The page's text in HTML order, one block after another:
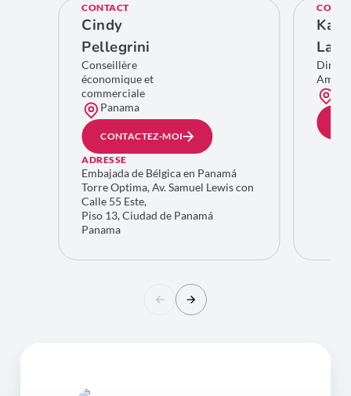
CONTACT
Cindy
Pellegrini
Conseillère
économique et
commerciale
Panama
CONTACTEZ-MOI
ADRESSE
Embajada de Bélgica en Panamá
Torre Optima, Av. Samuel Lewis con
Calle 55 Este,
Piso 13, Ciudad de Panamá
Panama